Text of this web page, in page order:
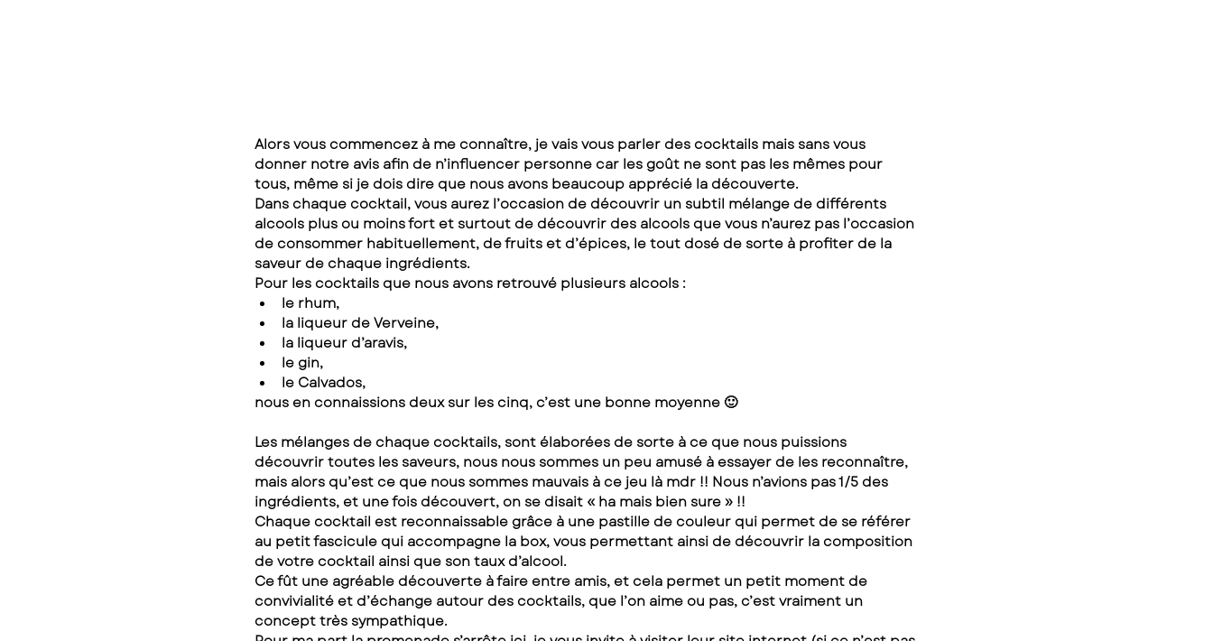
Alors vous commencez à me connaître, je vais vous parler des cocktails mais sans vous
donner notre avis afin de n’influencer personne car les goût ne sont pas les mêmes pour
tous, même si je dois dire que nous avons beaucoup apprécié la découverte.
Dans chaque cocktail, vous aurez l’occasion de découvrir un subtil mélange de différents
alcools plus ou moins fort et surtout de découvrir des alcools que vous n’aurez pas l’occasion
de consommer habituellement, de fruits et d’épices, le tout dosé de sorte à profiter de la
saveur de chaque ingrédients.
Pour les cocktails que nous avons retrouvé plusieurs alcools :
le rhum,
la liqueur de Verveine,
la liqueur d’aravis,
le gin,
le Calvados,
nous en connaissions deux sur les cinq, c’est une bonne moyenne 🙂
Les mélanges de chaque cocktails, sont élaborées de sorte à ce que nous puissions
découvrir toutes les saveurs, nous nous sommes un peu amusé à essayer de les reconnaître,
mais alors qu’est ce que nous sommes mauvais à ce jeu là mdr !! Nous n’avions pas 1/5 des
ingrédients, et une fois découvert, on se disait « ha mais bien sure » !!
Chaque cocktail est reconnaissable grâce à une pastille de couleur qui permet de se référer
au petit fascicule qui accompagne la box, vous permettant ainsi de découvrir la composition
de votre cocktail ainsi que son taux d’alcool.
Ce fût une agréable découverte à faire entre amis, et cela permet un petit moment de
convivialité et d’échange autour des cocktails, que l’on aime ou pas, c’est vraiment un
concept très sympathique.